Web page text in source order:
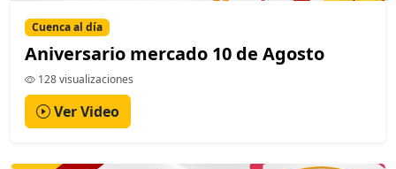
Cuenca al día
Aniversario mercado 10 de Agosto
128 visualizaciones
Ver Video